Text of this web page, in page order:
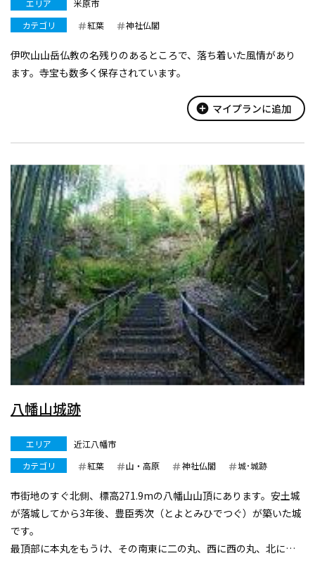
エリア
米原市
カテゴリ
紅葉 神社仏閣
伊吹山山岳仏教の名残りのあるところで、落ち着いた風情があり
ます。寺宝も数多く保存されています。
add_circle マイプランに追加
八幡山城跡
エリア
近江八幡市
カテゴリ
紅葉 山・高原 神社仏閣 城･城跡
市街地のすぐ北側、標高271.9mの八幡山山頂にあります。安土城
が落城してから3年後、豊臣秀次（とよとみひでつぐ）が築いた城
です。
最頂部に本丸をもうけ、その南東に二の丸、西に西の丸、北に北